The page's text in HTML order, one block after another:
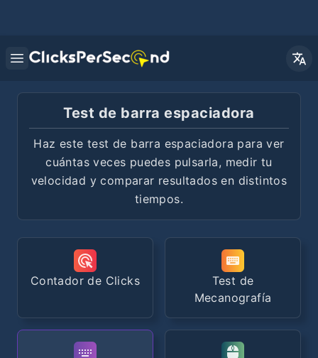
Open main menu
Test de barra espaciadora
Haz este test de barra espaciadora para ver
cuántas veces puedes pulsarla, medir tu
velocidad y comparar resultados en distintos
tiempos.
Contador de Clicks
Test de
Mecanografía